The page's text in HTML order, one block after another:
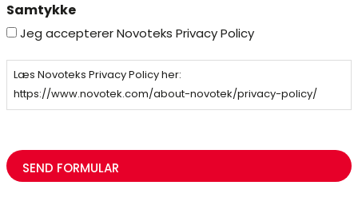
Samtykke
Jeg accepterer Novoteks Privacy Policy
Læs Novoteks Privacy Policy her:
https://www.novotek.com/about-novotek/privacy-policy/